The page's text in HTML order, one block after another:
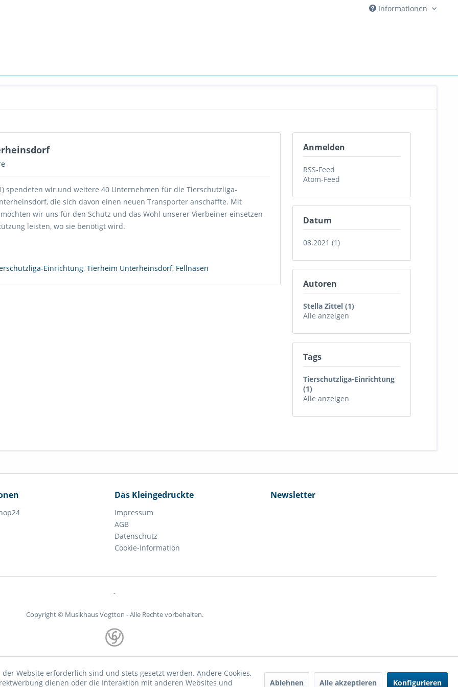
Informationen
Anmelden
RSS-Feed
Atom-Feed
Datum
08.2021 (1)
Autoren
Stella Zittel (1)
Alle anzeigen
Tags
Tierschutzliga-Einrichtung
(1)
Alle anzeigen
spendeten wir und weitere 40 Unternehmen für die Tierschutzliga-
die sich davon einen neuen Transporter anschaffte. Mit
wir uns für den Schutz und das Wohl unserer Vierbeiner einsetzen
leisten, wo sie benötigt wird.
Einrichtung,Tierheim Unterheinsdorf, Fellnasen
Das Kleingedruckte
Impressum
AGB
Datenschutz
Cookie-Information
Newsletter
-
Copyright © Musikhaus Vogtton - Alle Rechte vorbehalten.
Website erforderlich sind und stets gesetzt werden. Andere Cookies,
dienen oder die Interaktion mit anderen Websites und
Ablehnen Alle akzeptieren Konfigurieren